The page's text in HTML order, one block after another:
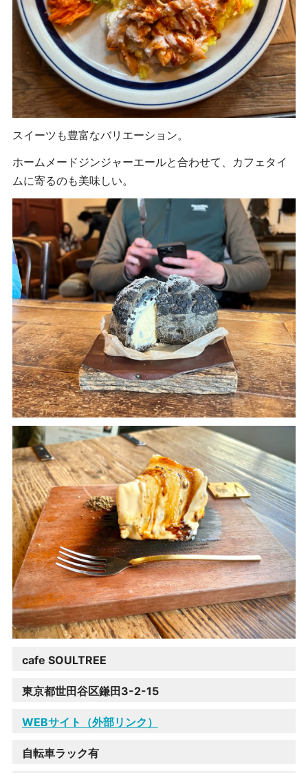
スイーツも豊富なバリエーション。
ホームメードジンジャーエールと合わせて、カフェタイ
ムに寄るのも美味しい。
cafe SOULTREE
東京都世田谷区鎌田3-2-15
WEBサイト（外部リンク）
自転車ラック有